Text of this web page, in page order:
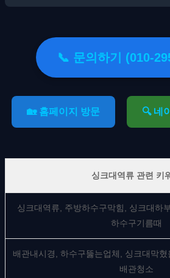
📞 문의하기 (010-
🏡 홈페이지 방문 🔍 네
싱크대역류 관련 키
싱크대역류, 주방하수구막힘, 싱크대하
하수구기름때
배관내시경, 하수구뚫는업체, 싱크대막혔
배관청소